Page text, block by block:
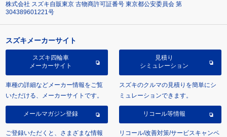
株式会社 スズキ自販東京 古物商許可証番号 東京都公安委員会 第
304389601221号
スズキメーカーサイト
スズキ四輪車
メーカーサイト
車種の詳細などメーカー情報をご覧
いただける、メーカーサイトです。
見積り
シミュレーション
スズキのクルマの見積りを簡単にシ
ミュレーションできます。
メールマガジン登録
ご登録いただくと、さまざまな情報
リコール等情報
リコール/改善対策/サービスキャンペ